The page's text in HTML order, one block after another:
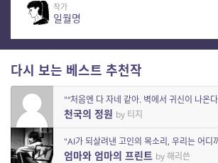
작품을 8월 1차 편집부 추천작으로 선정하였다. ※ 본작은 제9회 황
금드래곤 문학상 예심 및 출판 계약 검토 대상으
의 1:1 문의를 통해 미리 알려주십시오. 별도의
회신을 드리겠습니다.
마저 느껴지는 기묘한 시선에 그는 의아함을 느끼
먹으며 나누는 손님들의 대화는 더 기이하기만 하다. 사실 단서
곳에 있었다. 지금은 흔한 풍경이 된 가전이라든
볼 수 없게 된 음식 스타일이라든지……, 「중화
가운데에서 개인적인 추억과 향수를 자극하는 힘
정말이지 요즘은 흔히 먹을 수 없게 된 스타일의
을 만드는 과정부터 맛깔스러운, 시원한 여름 소
※ 본작은 제9회 황금드래곤 문학상 예심 및 출판
로 선정되었습니다. 추천일로부터 4개월 이내에
이 있을 경우, 브릿G의 1:1 문의를 통해 미리 알
작품 검토 등을 거쳐 회신을 드리겠습니다.
작가
일월명
다시 보는 베스트 추천작
"“처음엔 다 자네 같아. 벽에서 귀신이 나온
천국의 정원 by 티지
엄마와 엄마의 프린트 by 해리쓴